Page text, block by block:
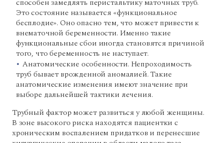
способен замедлять перистальтику маточных труб.
Это состояние называется «функциональное
бесплодие». Оно опасно тем, что может привести к
внематочной беременности. Именно такие
функциональные сбои иногда становятся причиной
того, что беременность не наступает.
Анатомические особенности. Непроходимость
труб бывает врожденной аномалией. Такие
анатомические изменения имеют значение при
выборе дальнейшей тактики лечения.
Трубный фактор может развиться у любой женщины.
В зоне высокого риска находятся пациентки с
хроническим воспалением придатков и перенесшие